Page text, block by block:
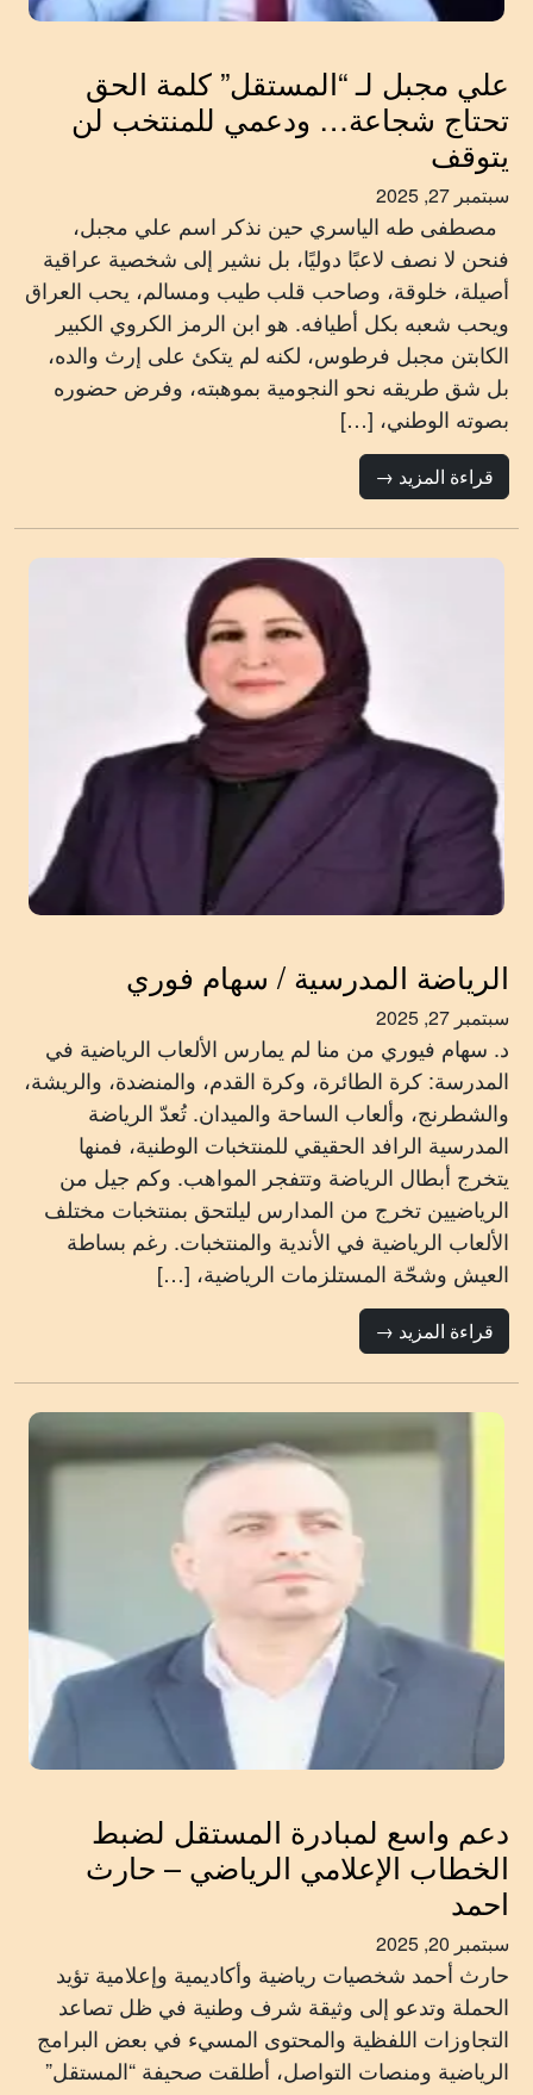
علي مجبل لـ “المستقل” كلمة الحق
تحتاج شجاعة… ودعمي للمنتخب لن
يتوقف
سبتمبر 27, 2025
مصطفى طه الياسري حين نذكر اسم علي مجبل،
فنحن لا نصف لاعبًا دوليًا، بل نشير إلى شخصية عراقية
أصيلة، خلوقة، وصاحب قلب طيب ومسالم، يحب العراق
ويحب شعبه بكل أطيافه. هو ابن الرمز الكروي الكبير
الكابتن مجبل فرطوس، لكنه لم يتكئ على إرث والده،
بل شق طريقه نحو النجومية بموهبته، وفرض حضوره
بصوته الوطني، […]
قراءة المزيد →
الرياضة المدرسية / سهام فوري
سبتمبر 27, 2025
د. سهام فيوري من منا لم يمارس الألعاب الرياضية في
المدرسة: كرة الطائرة، وكرة القدم، والمنضدة، والريشة،
والشطرنج، وألعاب الساحة والميدان. تُعدّ الرياضة
المدرسية الرافد الحقيقي للمنتخبات الوطنية، فمنها
يتخرج أبطال الرياضة وتتفجر المواهب. وكم جيل من
الرياضيين تخرج من المدارس ليلتحق بمنتخبات مختلف
الألعاب الرياضية في الأندية والمنتخبات. رغم بساطة
العيش وشحّة المستلزمات الرياضية، […]
قراءة المزيد →
دعم واسع لمبادرة المستقل لضبط
الخطاب الإعلامي الرياضي – حارث
احمد
سبتمبر 20, 2025
حارث أحمد شخصيات رياضية وأكاديمية وإعلامية تؤيد
الحملة وتدعو إلى وثيقة شرف وطنية في ظل تصاعد
التجاوزات اللفظية والمحتوى المسيء في بعض البرامج
الرياضية ومنصات التواصل، أطلقت صحيفة “المستقل”